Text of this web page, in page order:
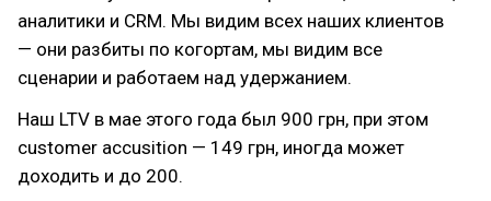
аналитики и CRM. Мы видим всех наших клиентов
— они разбиты по когортам, мы видим все
сценарии и работаем над удержанием.
Наш LTV в мае этого года был 900 грн, при этом
customer accusition — 149 грн, иногда может
доходить и до 200.